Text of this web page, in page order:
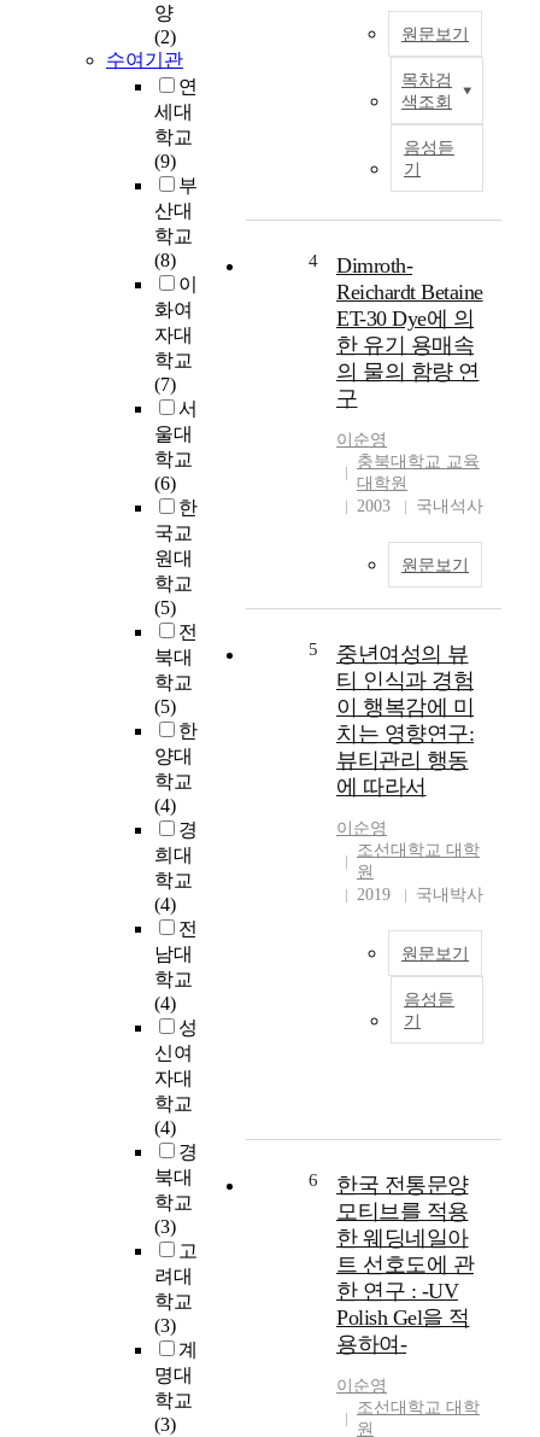
양
(2)
수여기관
연
세대
학교
(9)
부
산대
학교
(8)
이
화여
자대
학교
(7)
서
울대
학교
(6)
한
국교
원대
학교
(5)
전
북대
학교
(5)
한
양대
학교
(4)
경
희대
학교
(4)
전
남대
학교
(4)
성
신여
자대
학교
(4)
경
북대
학교
(3)
고
려대
학교
(3)
계
명대
학교
(3)
원문보기
목차검
색조회
음성듣
기
4
Dimroth-
Reichardt Betaine
ET-30 Dye에 의
한 유기 용매속
의 물의 함량 연
구
이순영
충북대학교 교육
대학원
2003
국내석사
원문보기
5
중년여성의 뷰
티 인식과 경험
이 행복감에 미
치는 영향연구:
뷰티관리 행동
에 따라서
이순영
조선대학교 대학
원
2019
국내박사
원문보기
음성듣
기
6
한국 전통문양
모티브를 적용
한 웨딩네일아
트 선호도에 관
한 연구 : -UV
Polish Gel을 적
용하여-
이순영
조선대학교 대학
원